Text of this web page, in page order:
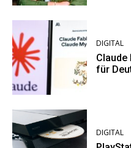
DIGITAL
Claude
für
DIGITAL